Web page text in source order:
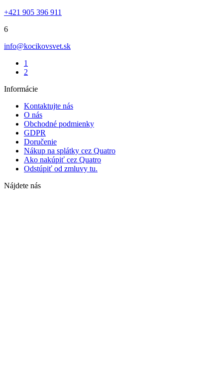
+421 905 396 911
6
info@kocikovsvet.sk
1
2
Informácie
Kontaktujte nás
O nás
Obchodné podmienky
GDPR
Doručenie
Nákup na splátky cez Quatro
Ako nakúpiť cez Quatro
Odstúpiť od zmluvy tu.
Nájdete nás